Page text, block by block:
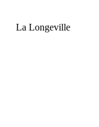
La Longeville